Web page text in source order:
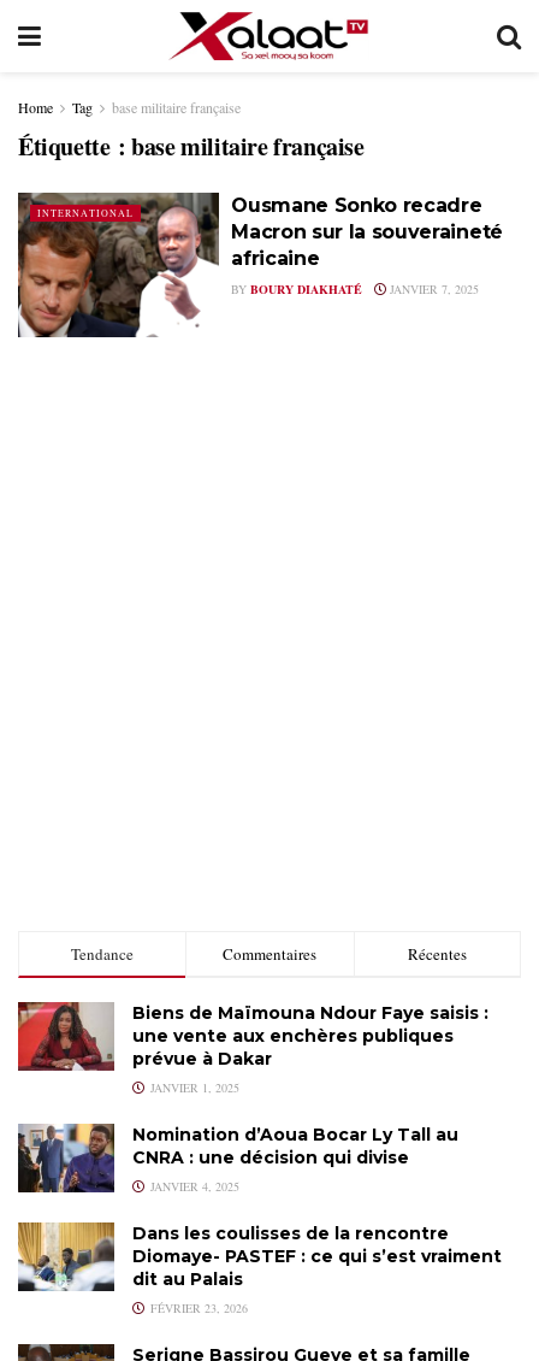
Home Tag base militaire française
Étiquette :base militaire française
INTERNATIONAL
Ousmane Sonko recadre
Macron sur la souveraineté
africaine
BY BOURY DIAKHATÉ JANVIER 7, 2025
Tendance Commentaires Récentes
Biens de Maïmouna Ndour Faye saisis :
une vente aux enchères publiques
prévue à Dakar
JANVIER 1, 2025
Nomination d’Aoua Bocar Ly Tall au
CNRA : une décision qui divise
JANVIER 4, 2025
Dans les coulisses de la rencontre
Diomaye- PASTEF : ce qui s’est vraiment
dit au Palais
FÉVRIER 23, 2026
Serigne Bassirou Gueye et sa famille